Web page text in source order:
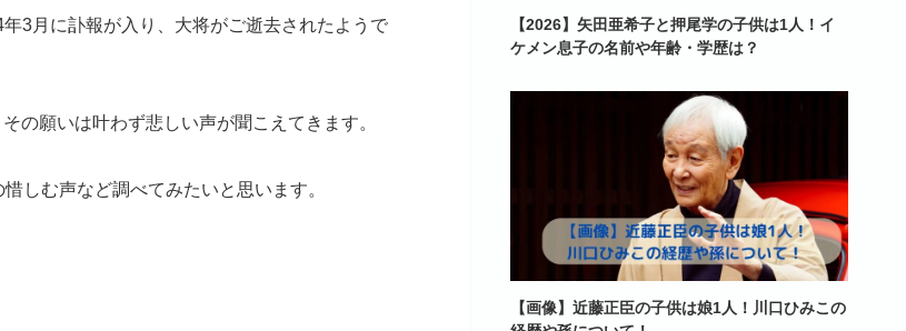
3月に訃報が入り、大将がご逝去されたようで
の願いは叶わず悲しい声が聞こえてきます。
しむ声など調べてみたいと思います。
【2026】矢田亜希子と押尾学の子供は1人！イ
ケメン息子の名前や年齢・学歴は？
【画像】近藤正臣の子供は娘1人！川口ひみこの